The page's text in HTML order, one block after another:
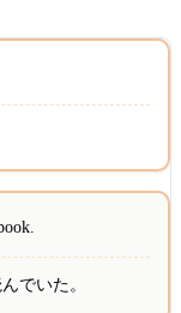
んでいた。